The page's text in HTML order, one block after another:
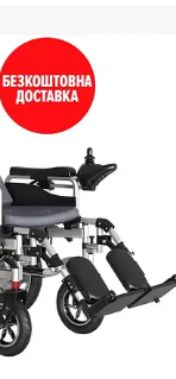
Купити
ДОСТАВКА
днів